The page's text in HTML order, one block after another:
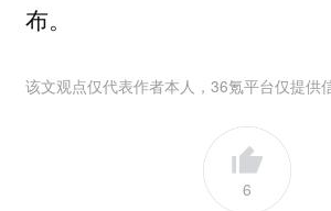
布。
该文观点仅代表作者本人，36氪平台仅提供
6